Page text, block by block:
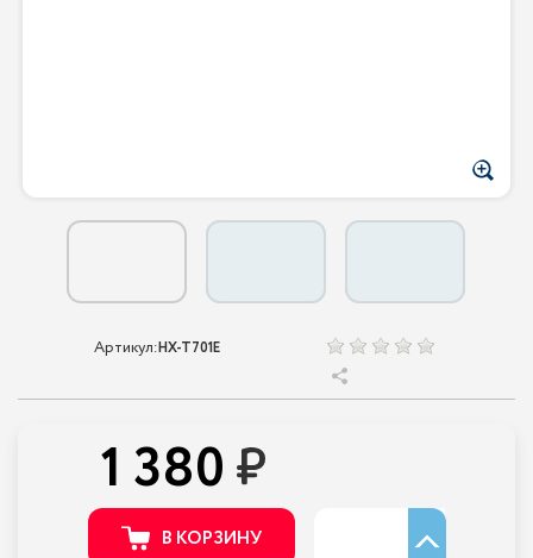
Артикул:HX-T701E
1 380
В КОРЗИНУ